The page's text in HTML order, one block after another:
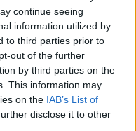
continue seeing
information utilized by
to third parties prior to
out of the further
by third parties on the
This information may
on the IAB’s List of
disclose it to other
po goleniu nie
spirala